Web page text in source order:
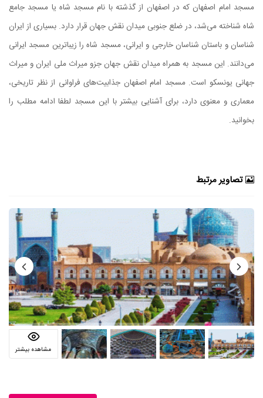
مسجد امام اصفهان که در اصفهان از گذشته با نام مسجد شاه یا مسجد جامع
شاه شناخته می‌شد، در ضلع جنوبی میدان نقش جهان قرار دارد. بسیاری از ایران
شناسان و باستان شناسان خارجی و ایرانی، مسجد شاه را زیباترین مسجد ایرانی
می‌دانند. این مسجد به همراه میدان نقش جهان جزو میراث ملی ایران و میراث
جهانی یونسکو است. مسجد امام اصفهان جذابیت‌های فراوانی از نظر تاریخی،
معماری و معنوی دارد، برای آشنایی بیشتر با این مسجد لطفا ادامه مطلب را
بخوانید.
تصاویر مرتبط
مشاهده بیشتر